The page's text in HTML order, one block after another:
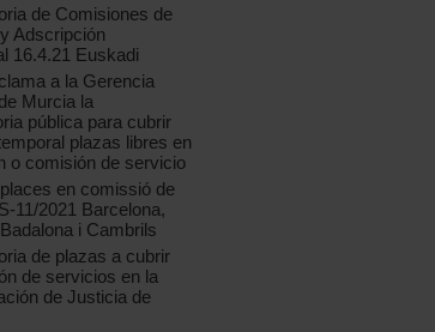
de Comisiones de
Adscripción
16.4.21 Euskadi
a la Gerencia
Murcia la
pública para cubrir
plazas libres en
o comisión de servicio
en comissió de
11/2021 Barcelona,
i Cambrils
de plazas a cubrir
de servicios en la
de Justicia de